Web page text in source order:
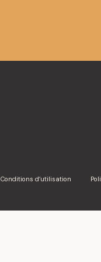
09 mars 2026
Conditions d’utilisation